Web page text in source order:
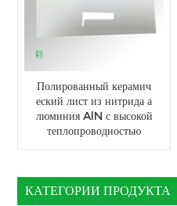
Полированный керамич
еский лист из нитрида а
люминия AlN с высокой
теплопроводностью
КАТЕГОРИИ ПРОДУКТА